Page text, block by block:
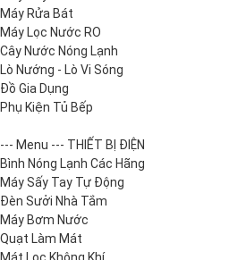
Máy Rửa Bát
Máy Lọc Nước RO
Cây Nước Nóng Lạnh
Lò Nướng - Lò Vi Sóng
Đồ Gia Dụng
Phụ Kiện Tủ Bếp
--- Menu --- THIẾT BỊ ĐIỆN
Bình Nóng Lạnh Các Hãng
Máy Sấy Tay Tự Động
Đèn Sưởi Nhà Tắm
Máy Bơm Nước
Quạt Làm Mát